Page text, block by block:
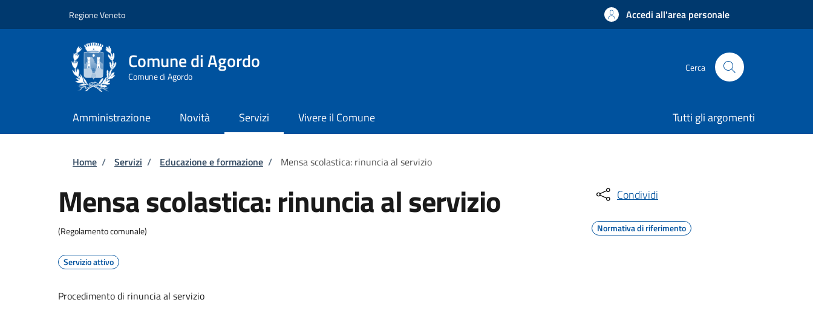
Regione Veneto Accedi all'area personale
Comune di Agordo
Comune di Agordo
Cerca
Amministrazione Novità Servizi Vivere il Comune Tutti gli argomenti
Briciole di pane
Home / Servizi / Educazione e formazione / Mensa scolastica: rinuncia al servizio
Mensa scolastica: rinuncia al servizio
(Regolamento comunale)
Servizio attivo
Procedimento di rinuncia al servizio
Condividi
Normativa di riferimento